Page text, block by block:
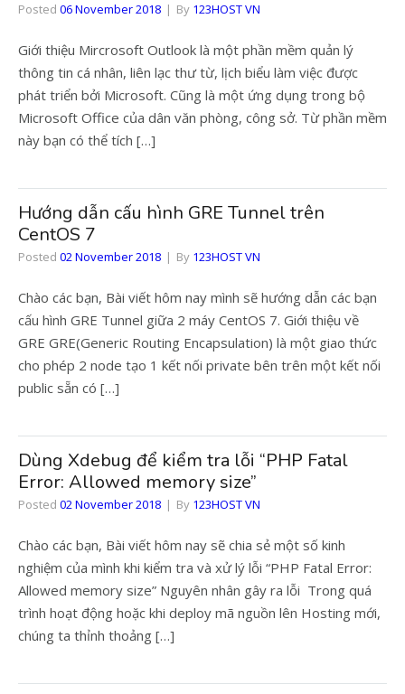
Posted 06 November 2018 By 123HOST VN
Giới thiệu Mircrosoft Outlook là một phần mềm quản lý
thông tin cá nhân, liên lạc thư từ, lịch biểu làm việc được
phát triển bởi Microsoft. Cũng là một ứng dụng trong bộ
Microsoft Office của dân văn phòng, công sở. Từ phần mềm
này bạn có thể tích […]
Hướng dẫn cấu hình GRE Tunnel trên
CentOS 7
Posted 02 November 2018 By 123HOST VN
Chào các bạn, Bài viết hôm nay mình sẽ hướng dẫn các bạn
cấu hình GRE Tunnel giữa 2 máy CentOS 7. Giới thiệu về
GRE GRE(Generic Routing Encapsulation) là một giao thức
cho phép 2 node tạo 1 kết nối private bên trên một kết nối
public sẵn có […]
Dùng Xdebug để kiểm tra lỗi “PHP Fatal
Error: Allowed memory size”
Posted 02 November 2018 By 123HOST VN
Chào các bạn, Bài viết hôm nay sẽ chia sẻ một số kinh
nghiệm của mình khi kiểm tra và xử lý lỗi “PHP Fatal Error:
Allowed memory size” Nguyên nhân gây ra lỗi Trong quá
trình hoạt động hoặc khi deploy mã nguồn lên Hosting mới,
chúng ta thỉnh thoảng […]